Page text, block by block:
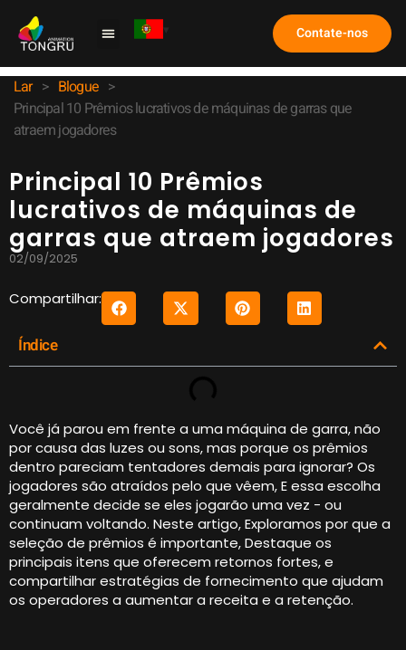
Contate-nos
Lar > Blogue >
Principal 10 Prêmios lucrativos de máquinas de garras que
atraem jogadores
Principal 10 Prêmios
lucrativos de máquinas de
garras que atraem jogadores
02/09/2025
Compartilhar:
Índice
Você já parou em frente a uma máquina de garra, não
por causa das luzes ou sons, mas porque os prêmios
dentro pareciam tentadores demais para ignorar? Os
jogadores são atraídos pelo que vêem, E essa escolha
geralmente decide se eles jogarão uma vez - ou
continuam voltando. Neste artigo, Exploramos por que a
seleção de prêmios é importante, Destaque os
principais itens que oferecem retornos fortes, e
compartilhar estratégias de fornecimento que ajudam
os operadores a aumentar a receita e a retenção.